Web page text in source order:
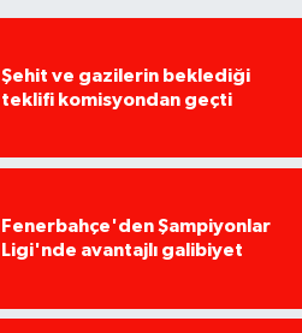
Şehit ve gazilerin beklediği
teklifi komisyondan geçti
Fenerbahçe'den Şampiyonlar
Ligi'nde avantajlı galibiyet